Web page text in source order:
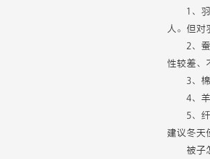
1、
人。但对
2、
性较差、
3、
4、
5、
建议冬天
被子